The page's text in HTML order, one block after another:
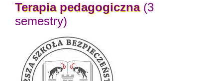
Terapia pedagogiczna(3
semestry)